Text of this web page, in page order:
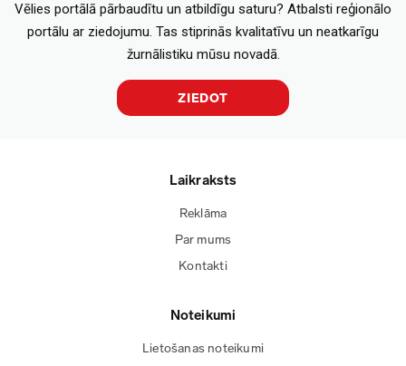
Vēlies portālā pārbaudītu un atbildīgu saturu? Atbalsti reģionālo
portālu ar ziedojumu. Tas stiprinās kvalitatīvu un neatkarīgu
žurnālistiku mūsu novadā.
ZIEDOT
Laikraksts
Reklāma
Par mums
Kontakti
Noteikumi
Lietošanas noteikumi